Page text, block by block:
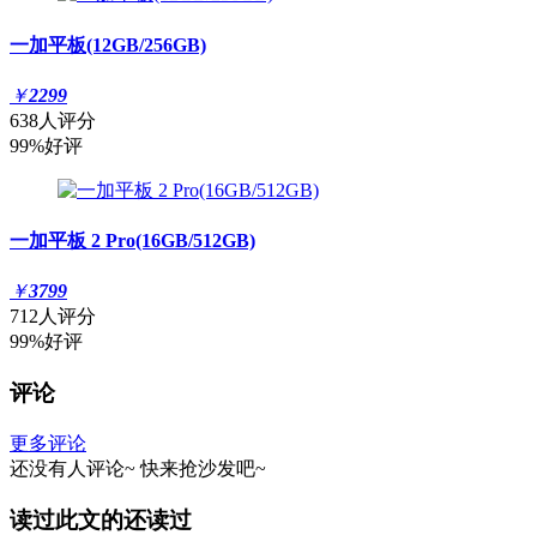
一加平板(12GB/256GB)
￥2299
638人评分
99%好评
一加平板 2 Pro(16GB/512GB)
￥3799
712人评分
99%好评
评论
更多评论
还没有人评论~ 快来抢沙发吧~
读过此文的还读过